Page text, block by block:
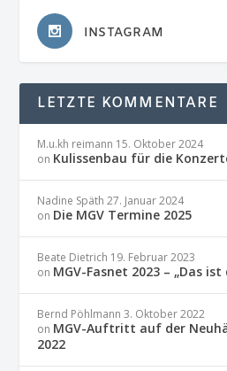
INSTAGRAM
LETZTE KOMMENTARE
M.u.kh reimann 15. Oktober 2024
on Kulissenbau für die
Nadine Späth 27. Januar 2024
on Die MGV Termine 2025
Beate Dietrich 19. Februar 2023
on MGV-Fasnet 2023 – „Das
Bernd Pöhlmann 3. Oktober 2022
on MGV-Auftritt auf der
2022